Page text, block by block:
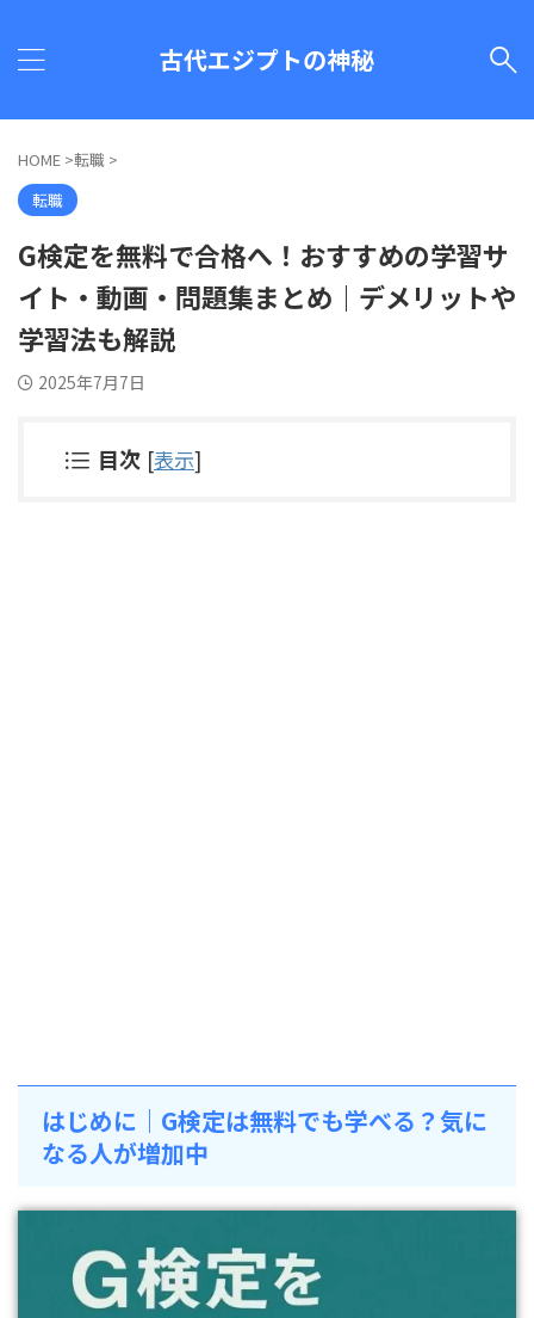
古代エジプトの神秘
HOME >転職 >
転職
G検定を無料で合格へ！おすすめの学習サ
イト・動画・問題集まとめ｜デメリットや
学習法も解説
2025年7月7日
目次 [表示]
はじめに｜G検定は無料でも学べる？気に
なる人が増加中